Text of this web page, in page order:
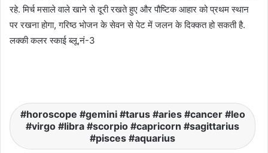
रहे. मिर्च मसाले वाले खाने से दूरी रखते हुए और पौष्टिक आहार को प्रथम स्थान
पर रखना होगा, गरिष्ठ भोजन के सेवन से पेट में जलन के दिक्कत हो सकती है.
लक्की कलर स्काई ब्लू,नं-3
horoscope #gemini #tarus #aries #cancer #leo
#virgo #libra #scorpio #capricorn #sagittarius
#pisces #aquarius